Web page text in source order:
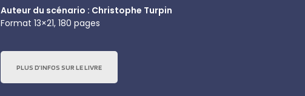
Auteur du scénario : Christophe Turpin
Format 13×21, 180 pages
PLUS D’INFOS SUR LE LIVRE